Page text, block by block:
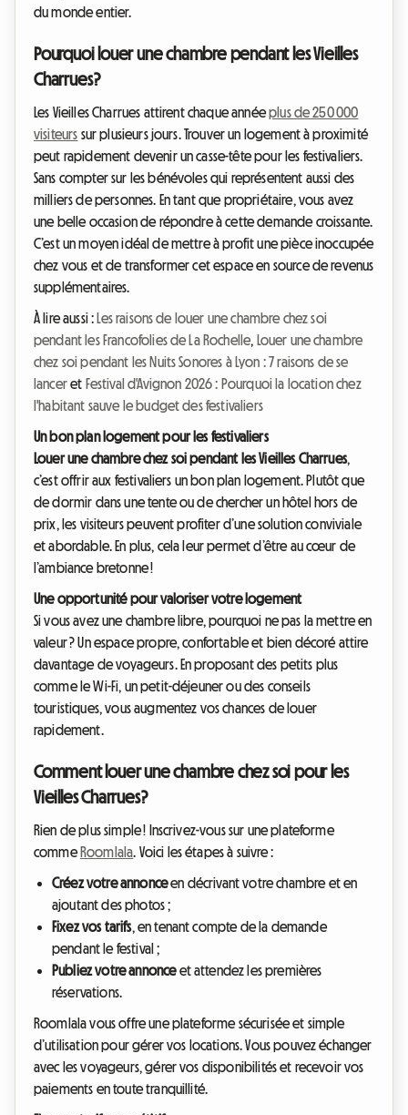
du monde entier.
Pourquoi louer une chambre pendant les Vieilles
Charrues ?
Les Vieilles Charrues attirent chaque annéeplus de 250 000
visiteurs sur plusieurs jours. Trouver un logement à proximité
peut rapidement devenir un casse-tête pour les festivaliers.
Sans compter sur les bénévoles qui représentent aussi des
milliers de personnes. En tant que propriétaire, vous avez
une belle occasion de répondre à cette demande croissante.
C’est un moyen idéal de mettre à profit une pièce inoccupée
chez vous et de transformer cet espace en source de revenus
supplémentaires.
À lire aussi : Les raisons de louer une chambre chez soi
pendant les Francofolies de La Rochelle, Louer une chambre
chez soi pendant les Nuits Sonores à Lyon : 7 raisons de se
lanceret Festival d'Avignon 2026 : Pourquoi la location chez
l'habitant sauve le budget des festivaliers
Un bon plan logement pour les festivaliers
Louer une chambre chez soi pendant les Vieilles Charrues,
c’est offrir aux festivaliers un bon plan logement. Plutôt que
de dormir dans une tente ou de chercher un hôtel hors de
prix, les visiteurs peuvent profiter d’une solution conviviale
et abordable. En plus, cela leur permet d’être au cœur de
l’ambiance bretonne !
Une opportunité pour valoriser votre logement
Si vous avez une chambre libre, pourquoi ne pas la mettre en
valeur ? Un espace propre, confortable et bien décoré attire
davantage de voyageurs. En proposant des petits plus
comme le Wi-Fi, un petit-déjeuner ou des conseils
touristiques, vous augmentez vos chances de louer
rapidement.
Comment louer une chambre chez soi pour les
Vieilles Charrues ?
Rien de plus simple ! Inscrivez-vous sur une plateforme
comme Roomlala. Voici les étapes à suivre :
Créez votre annonceen décrivant votre chambre et en
ajoutant des photos ;
Fixez vos tarifs, en tenant compte de la demande
pendant le festival ;
Publiez votre annonceet attendez les premières
réservations.
Roomlala vous offre une plateforme sécurisée et simple
d’utilisation pour gérer vos locations. Vous pouvez échanger
avec les voyageurs, gérer vos disponibilités et recevoir vos
paiements en toute tranquillité.